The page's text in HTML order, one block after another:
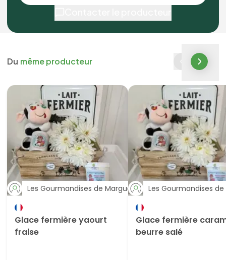
Du même producteur
Les Gourmandises de Marguerite
Glace fermière yaourt
fraise
Les Gourmandises
Glace fermière
beurre salé